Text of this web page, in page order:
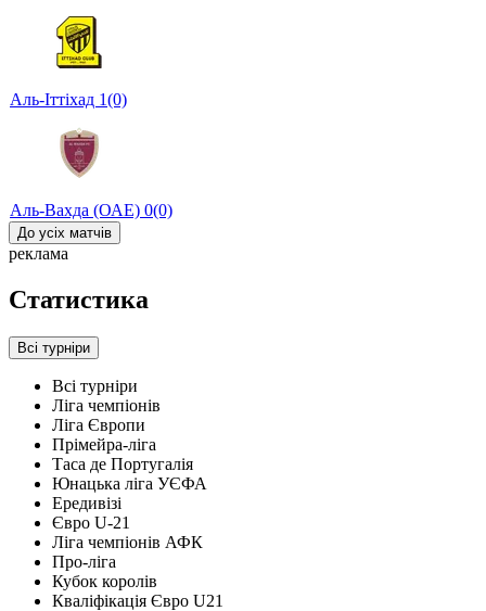
Аль-Іттіхад 1(0)
Аль-Вахда (ОАЕ) 0(0)
До усіх матчів
реклама
Статистика
Всі турніри
Всі турніри
Ліга чемпіонів
Ліга Європи
Прімейра-ліга
Таса де Португалія
Юнацька ліга УЄФА
Ередивізі
Євро U-21
Ліга чемпіонів АФК
Про-ліга
Кубок королів
Кваліфікація Євро U21